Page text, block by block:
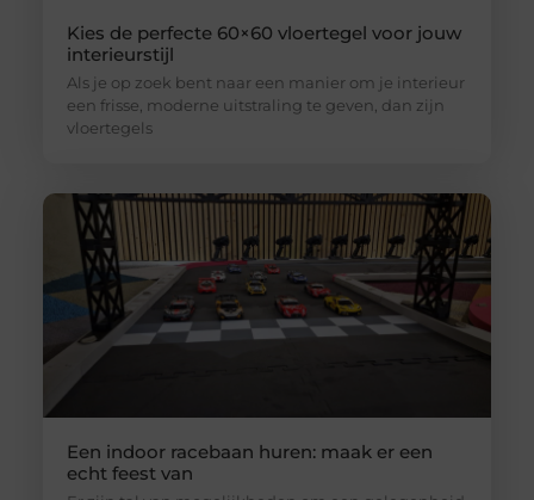
Kies de perfecte 60×60 vloertegel voor jouw
interieurstijl
Als je op zoek bent naar een manier om je interieur
een frisse, moderne uitstraling te geven, dan zijn
vloertegels
Een indoor racebaan huren: maak er een
echt feest van